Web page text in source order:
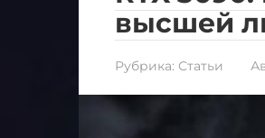
высшей
Рубрика: Статьи